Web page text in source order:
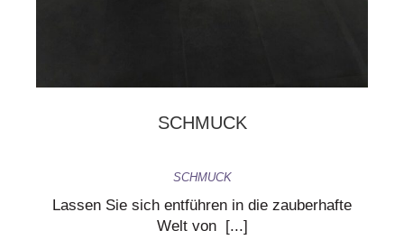
SCHMUCK
SCHMUCK
Lassen Sie sich entführen in die zauberhafte
Welt von [...]